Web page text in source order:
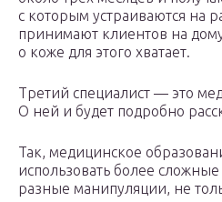
с которым устраиваются на
принимают клиентов на
о коже для этого хватает.
Третий специалист — это
О ней и будет подробно
Так, медицинское
использовать более
разные манипуляции, не